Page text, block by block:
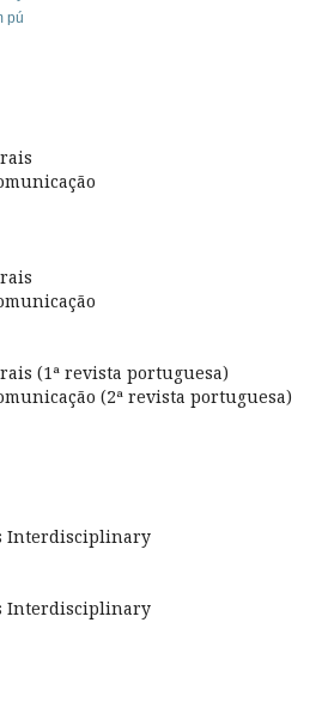
(1ª revista portuguesa)
(2ª revista portuguesa)
Interdisciplinary
Interdisciplinary